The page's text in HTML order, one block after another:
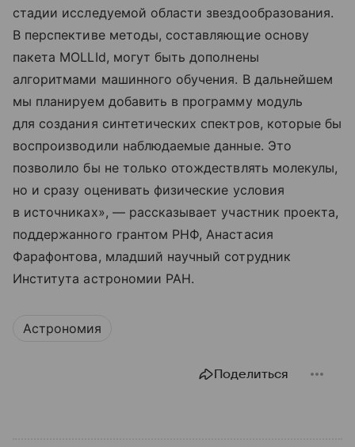
стадии исследуемой области звездообразования.
В перспективе методы, составляющие основу
пакета MOLLId, могут быть дополнены
алгоритмами машинного обучения. В дальнейшем
мы планируем добавить в программу модуль
для создания синтетических спектров, которые бы
воспроизводили наблюдаемые данные. Это
позволило бы не только отождествлять молекулы,
но и сразу оценивать физические условия
в источниках», — рассказывает участник проекта,
поддержанного грантом РНФ, Анастасия
Фарафонтова, младший научный сотрудник
Института астрономии РАН.
Астрономия
Поделиться